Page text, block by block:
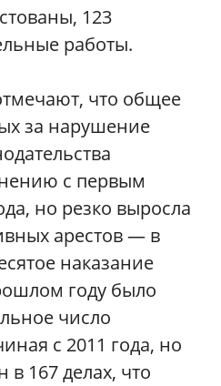
123
работы.
что общее
за нарушение
с первым
но резко выросла
арестов — в
наказание
году было
число
с 2011 года, но
в 167 делах, что